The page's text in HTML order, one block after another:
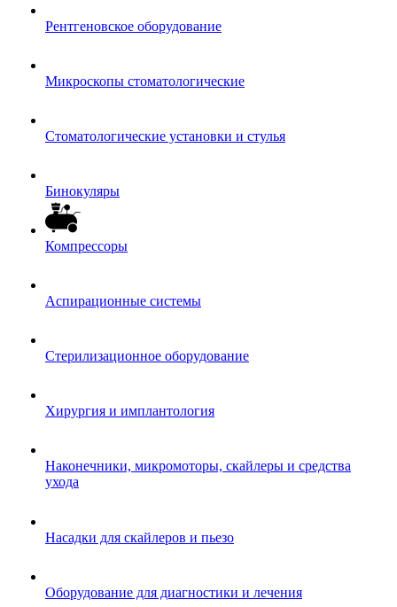
Рентгеновское оборудование
Микроскопы стоматологические
Стоматологические установки и стулья
Бинокуляры
Компрессоры
Аспирационные системы
Стерилизационное оборудование
Хирургия и имплантология
Наконечники, микромоторы, скайлеры и средства
ухода
Насадки для скайлеров и пьезо
Оборудование для диагностики и лечения